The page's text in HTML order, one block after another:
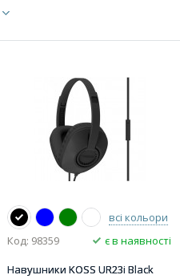
всі кольори
Код: 98359
є в наявності
Навушники KOSS UR23i Black